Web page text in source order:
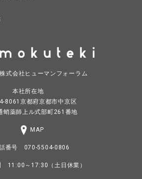
式会社ヒューマンフォーラム
本社所在地
8061京都府京都市中京区
蛸薬師上ル式部町261番地
MAP
番号 070-5504-0806
11:00～17:30（土日休業）